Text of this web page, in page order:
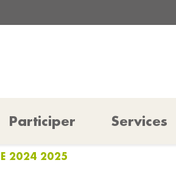
Participer Services
2024 2025